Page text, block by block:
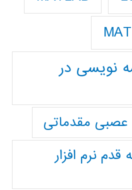
نویسی در
مقدماتی
نرم افزار